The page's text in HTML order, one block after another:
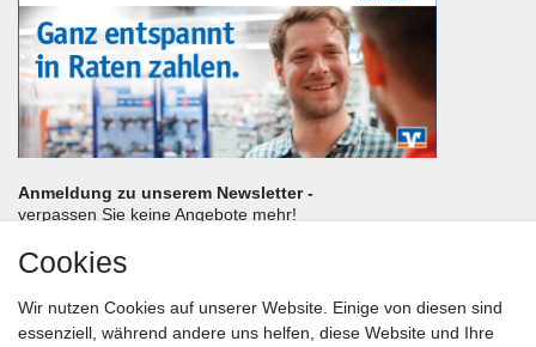
Anmeldung zu unserem Newsletter -
verpassen Sie keine Angebote mehr!
Nachname*
Cookies
Wir nutzen Cookies auf unserer Website. Einige von diesen sind
essenziell, während andere uns helfen, diese Website und Ihre